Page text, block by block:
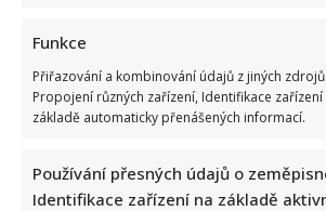
Funkce
Přiřazování a kombinování údajů z jiných
Propojení různých zařízení, Identifikace zařízení
základě automaticky přenášených informací.
Používání přesných údajů o
Identifikace zařízení na základě